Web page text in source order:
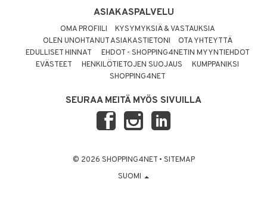
ASIAKASPALVELU
OMA PROFIILI
KYSYMYKSIÄ & VASTAUKSIA
OLEN UNOHTANUT ASIAKASTIETONI
OTA YHTEYTTÄ
EDULLISET HINNAT
EHDOT - SHOPPING4NETIN MYYNTIEHDOT
EVÄSTEET
HENKILÖTIETOJEN SUOJAUS
KUMPPANIKSI
SHOPPING4NET
SEURAA MEITÄ MYÖS SIVUILLA
© 2026 SHOPPING4NET • SITEMAP
SUOMI